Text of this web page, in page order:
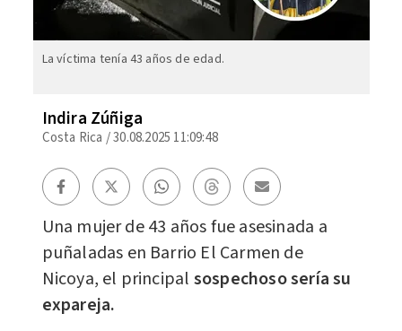
La víctima tenía 43 años de edad.
Indira Zúñiga
Costa Rica /30.08.2025 11:09:48
Una mujer de 43 años fue asesinada a
puñaladas en Barrio El Carmen de
Nicoya, el principal sospechoso sería su
expareja.